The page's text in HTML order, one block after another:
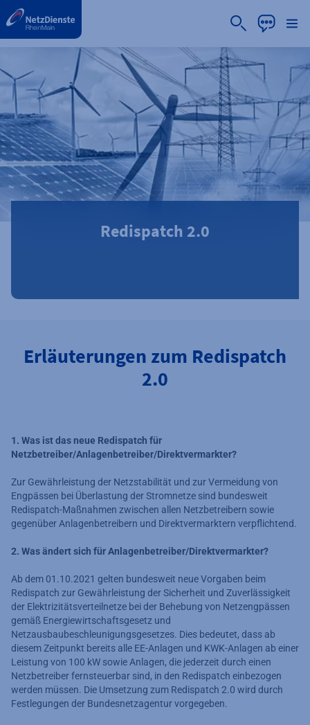
Redispatch 2.0
Erläuterungen zum Redispatch
2.0
1. Was ist das neue Redispatch für
Netzbetreiber/Anlagenbetreiber/Direktvermarkter?
Zur Gewährleistung der Netzstabilität und zur Vermeidung von
Engpässen bei Überlastung der Stromnetze sind bundesweit
Redispatch-Maßnahmen zwischen allen Netzbetreibern sowie
gegenüber Anlagenbetreibern und Direktvermarktern verpflichtend.
2. Was ändert sich für Anlagenbetreiber/Direktvermarkter?
Ab dem 01.10.2021 gelten bundesweit neue Vorgaben beim
Redispatch zur Gewährleistung der Sicherheit und Zuverlässigkeit
der Elektrizitätsverteilnetze bei der Behebung von Netzengpässen
gemäß Energiewirtschaftsgesetz und
Netzausbaubeschleunigungsgesetzes. Dies bedeutet, dass ab
diesem Zeitpunkt bereits alle EE-Anlagen und KWK-Anlagen ab einer
Leistung von 100 kW sowie Anlagen, die jederzeit durch einen
Netzbetreiber fernsteuerbar sind, in den Redispatch einbezogen
werden müssen. Die Umsetzung zum Redispatch 2.0 wird durch
Festlegungen der Bundesnetzagentur vorgegeben.